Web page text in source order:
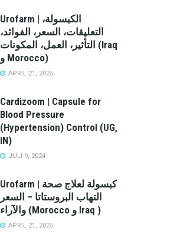
Urofarm | الكبسولة،
التعليقات، السعر، الفوائد،
التأثير، العمل، المكونات (Iraq
و Morocco)
APRIL 21, 2025
Cardizoom | Capsule for
Blood Pressure
(Hypertension) Control (UG,
IN)
JULI 9, 2024
Urofarm | كبسولة لعلاج صحة
التهاب البروستاتا – السعر
والآراء (Morocco و Iraq )
APRIL 21, 2025